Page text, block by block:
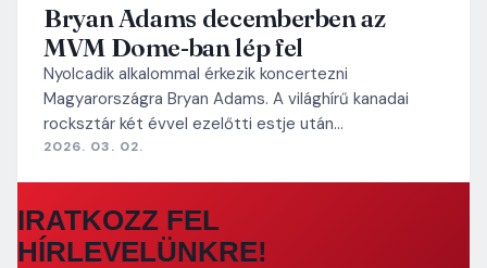
Bryan Adams decemberben az
MVM Dome-ban lép fel
Nyolcadik alkalommal érkezik koncertezni
Magyarországra Bryan Adams. A világhírű kanadai
rocksztár két évvel ezelőtti estje után…
2026. 03. 02.
IRATKOZZ FEL
HÍRLEVELÜNKRE!